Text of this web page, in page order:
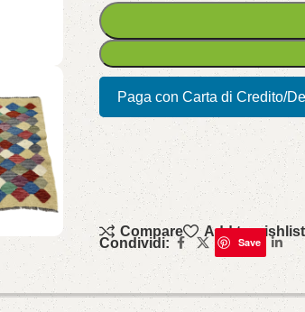
Paga con Carta di Credito/
Compare Add to wishlist
Condividi: Save